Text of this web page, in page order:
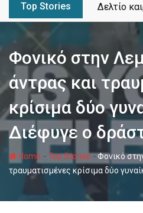
Top Stories Δελτίο
Φονικό στην
άντρας και
κρίσιμα δύο
Διέφυγε ο
Home -Top Stories-Φονικό
τραυματισμένες κρίσιμα δύο